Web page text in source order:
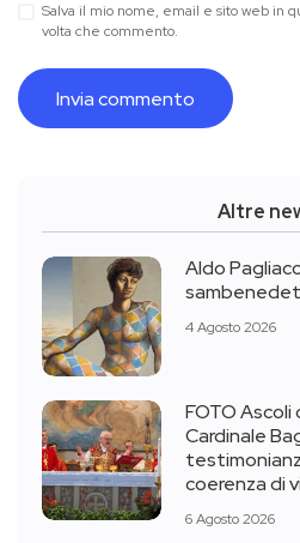
Salva il mio nome, email e sito web in
volta che commento.
Altre
Aldo
4 Agosto 2026
FOTO Ascoli
Cardinale
coerenza di
6 Agosto 2026